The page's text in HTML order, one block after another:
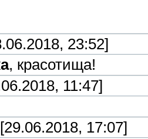
23:52]
, красотища!
11:47]
17:07]